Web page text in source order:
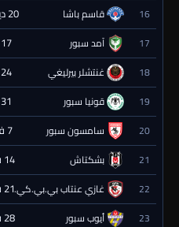
16 قاسم باشا 20 ديسمبر 2026 - 19:00
17 آمد سبور 17 يناير 2027 - 19:00
18 غنتشلر بيرليغي 24 يناير 2027 - 19:00
19 قونيا سبور 31 يناير 2027 - 19:00
20 سامسون سبور 7 فبراير 2027 - 19:00
21 بشكتاش 14 فبراير 2027 - 19:00
22 غازي عنتاب بي.بي.كي.21 فبراير 2027 - 19:00
23 أيوب سبور 28 فبراير 2027 - 19:00